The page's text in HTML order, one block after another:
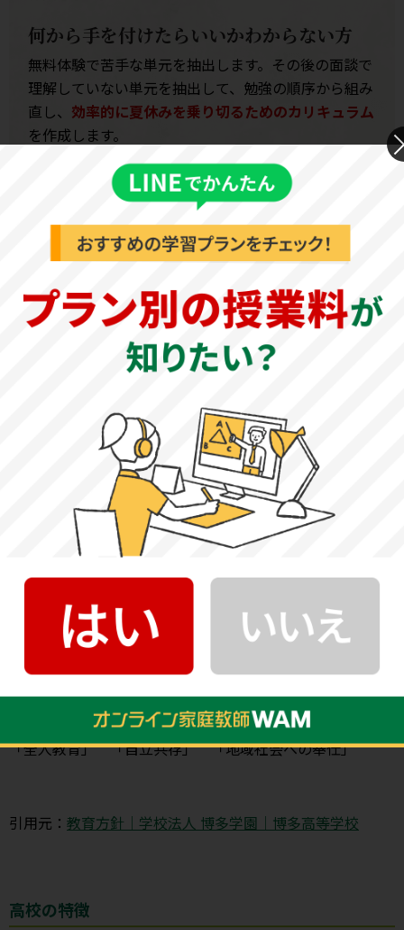
何から手を付けたらいいかわからない方
無料体験で苦手な単元を抽出します。その後の面談で
理解していない単元を抽出して、勉強の順序から組み
直し、 効率的に夏休みを乗り切るためのカリキュラム
を作成します。
無料体験授業はこちら
博多高等学校基本情報
https://hakata.ed.jp/highschool/
博多高等学校 所在地情報
〒813-0041 福岡県福岡市東区水谷1-21-1
教育理念
「全人教育」 「自立共存」 「地域社会への奉仕」
引用元： 教育方針｜学校法人 博多学園｜博多高等学校
高校の特徴